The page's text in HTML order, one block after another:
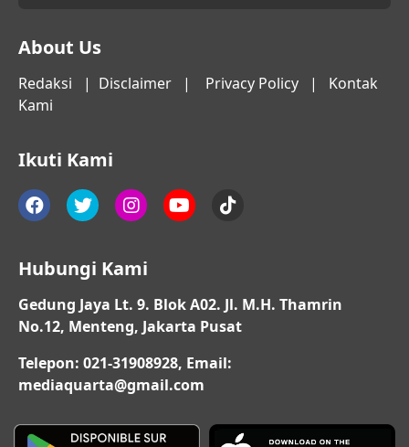
About Us
Redaksi | Disclaimer | Privacy Policy | Kontak
Kami
Ikuti Kami
Hubungi Kami
Gedung Jaya Lt. 9. Blok A02. Jl. M.H. Thamrin
No.12, Menteng, Jakarta Pusat
Telepon: 021-31908928, Email:
mediaquarta@gmail.com